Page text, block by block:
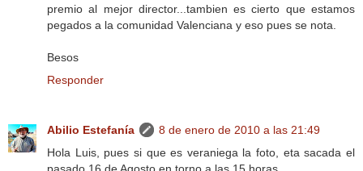
premio al mejor director...tambien es cierto que estamos
pegados a la comunidad Valenciana y eso pues se nota.
Besos
Responder
Abilio Estefanía
8 de enero de 2010 a las 21:49
Hola Luis, pues si que es veraniega la foto, eta sacada el
pasado 16 de Agosto en torno a las 15 horas.